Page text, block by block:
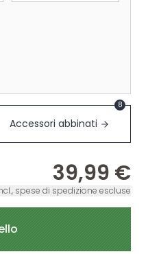
Accessori abbinati
8
39,99 €
spese di spedizione escluse